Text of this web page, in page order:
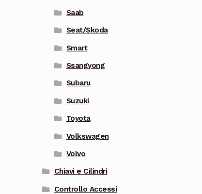
Saab
Seat/Skoda
Smart
Ssangyong
Subaru
Suzuki
Toyota
Volkswagen
Volvo
Chiavi e Cilindri
Controllo Accessi